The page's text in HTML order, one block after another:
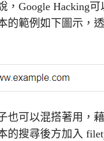
，Google Hacking
的範例如下圖示，
也可以混搭著用，
的搜尋後方加入